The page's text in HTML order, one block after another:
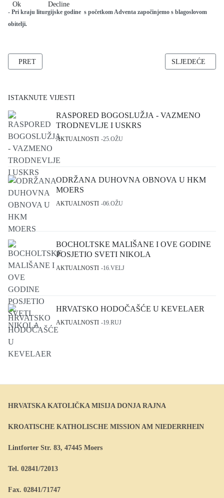
- Pri kraju liturgijske godine s početkom Adventa započinjemo s blagoslovom
obitelji.
PRETHODNI ČLANAK: MLADI IZ HKM MOERS HODOČASTILI U
PRET SLJEDEĆI
SLJEDEĆE
ISTAKNUTE VIJESTI
RASPORED BOGOSLUŽJA - VAZMENO
TRODNEVLJE I USKRS
AKTUALNOSTI 25.OŽU
ODRŽANA DUHOVNA OBNOVA U HKM
MOERS
AKTUALNOSTI 06.OŽU
BOCHOLTSKE MALIŠANE I OVE GODINE
POSJETIO SVETI NIKOLA
AKTUALNOSTI 16.VELJ
HRVATSKO HODOČAŠĆE U KEVELAER
AKTUALNOSTI 19.RUJ
HRVATSKA KATOLIČKA MISIJA DONJA RAJNA
KROATISCHE KATHOLISCHE MISSION AM NIEDERRHEIN
Lintforter Str. 83, 47445 Moers
Tel. 02841/72013
Fax. 02841/71747
Ok Decline